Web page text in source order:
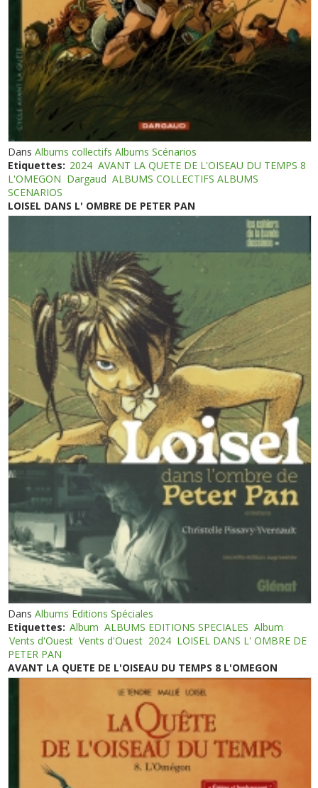
DansAlbums collectifs Albums Scénarios
Etiquettes: 2024 AVANT LA QUETE DE L'OISEAU DU TEMPS 8
L'OMEGON Dargaud ALBUMS COLLECTIFS ALBUMS
SCENARIOS
LOISEL DANS L' OMBRE DE PETER PAN
DansAlbums Editions Spéciales
Etiquettes: Album ALBUMS EDITIONS SPECIALES Album
Vents d'Ouest Vents d'Ouest 2024 LOISEL DANS L' OMBRE DE
PETER PAN
AVANT LA QUETE DE L'OISEAU DU TEMPS 8 L'OMEGON